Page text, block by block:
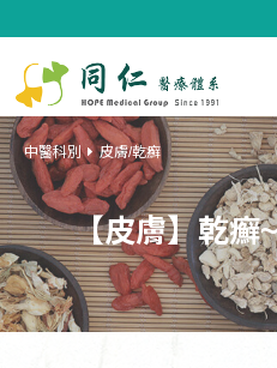
中醫科別 皮膚/乾癬
【皮膚】乾癬